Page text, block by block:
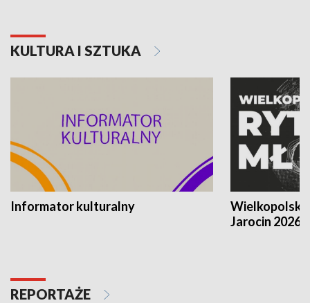
KULTURA I SZTUKA
Informator kulturalny
Jarocin 2026
REPORTAŻE